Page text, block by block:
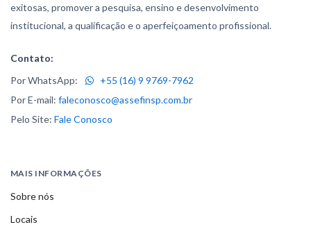
exitosas, promover a pesquisa, ensino e desenvolvimento
institucional, a qualificação e o aperfeiçoamento profissional.
Contato:
Por WhatsApp:
+55 (16) 9 9769-7962
Por E-mail: faleconosco@assefinsp.com.br
Pelo Site: Fale Conosco
MAIS INFORMAÇÕES
Sobre nós
Locais